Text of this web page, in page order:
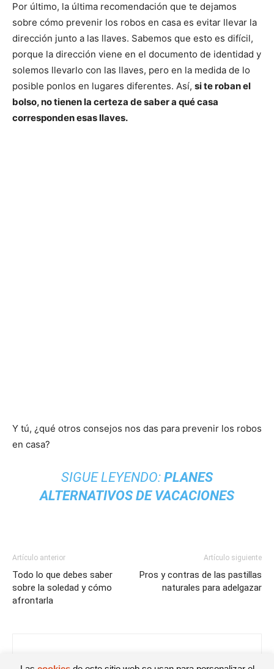
Por último, la última recomendación que te dejamos
sobre cómo prevenir los robos en casa es evitar llevar la
dirección junto a las llaves. Sabemos que esto es difícil,
porque la dirección viene en el documento de identidad y
solemos llevarlo con las llaves, pero en la medida de lo
posible ponlos en lugares diferentes. Así, si te roban el
bolso, no tienen la certeza de saber a qué casa
corresponden esas llaves.
Y tú, ¿qué otros consejos nos das para prevenir los robos
en casa?
SIGUE LEYENDO: PLANES
ALTERNATIVOS DE VACACIONES
Artículo anterior
Todo lo que debes saber
sobre la soledad y cómo
afrontarla
Artículo siguiente
Pros y contras de las pastillas
naturales para adelgazar